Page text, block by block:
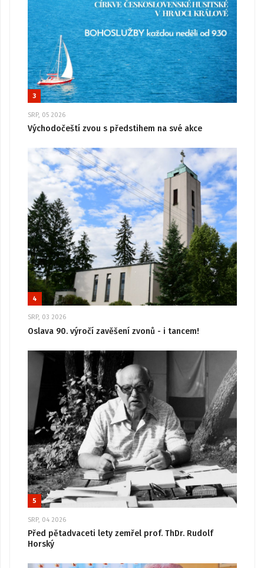
3
SRP, 05 2026
Východočeští zvou s předstihem na své akce
4
SRP, 03 2026
Oslava 90. výročí zavěšení zvonů - i tancem!
5
SRP, 04 2026
Před pětadvaceti lety zemřel prof. ThDr. Rudolf
Horský